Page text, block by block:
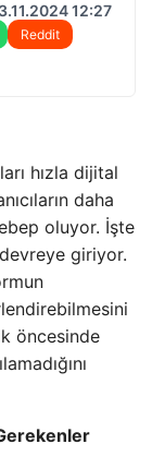
12:27
Reddit
hızla dijital
daha
oluyor. İşte
giriyor.
öncesinde